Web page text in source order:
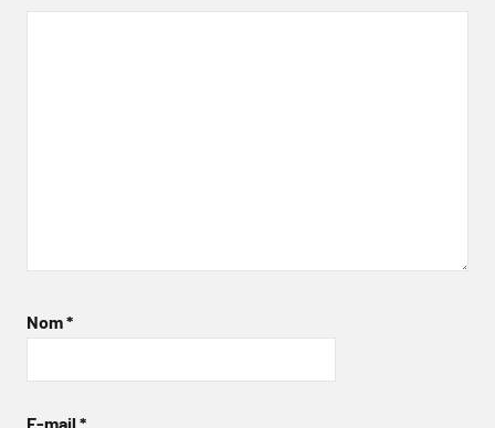
Nom*
E-mail *